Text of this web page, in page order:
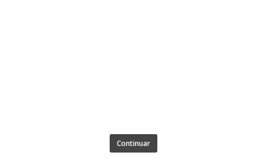
Continuar